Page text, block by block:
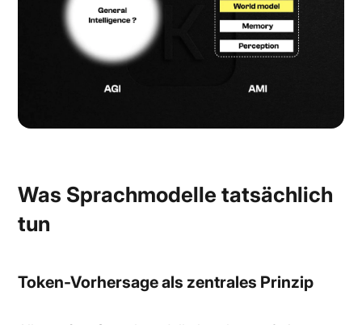
Was Sprachmodelle tatsächlich
tun
Token-Vorhersage als zentrales Prinzip